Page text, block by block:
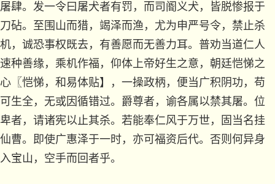
屠肆。发一令曰屠犬者有罚，而司阍义犬，皆脱惨报于
刀砧。至围山而猎，竭泽而渔，尤为申严号令，禁止杀
机，诚恐事权既去，有善愿而无善力耳。普劝当道仁人
速种善缘，乘机作福，仰体上帝好生之意，朝廷恺悌之
心〖恺悌，和易体贴】，一操政柄，便当广积阴功，苟
可生全，无或因循错过。爵尊者，谕各属以禁其屠。位
卑者，请诸宪以止其杀。若能奉仁风于万世，固当名挂
仙曹。即使广惠泽于一时，亦可福资后代。否则何异身
入宝山，空手而回者乎。